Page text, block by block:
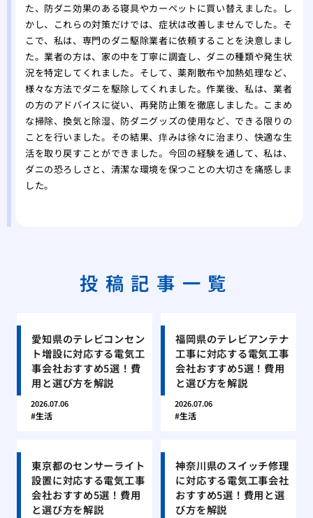
た、防ダニ効果のある寝具やカーペットに買い替えました。し
かし、これらの対策だけでは、症状は改善しませんでした。そ
こで、私は、専門のダニ駆除業者に依頼することを決意しまし
た。業者の方は、家の中を丁寧に調査し、ダニの種類や発生状
況を特定してくれました。そして、薬剤散布や加熱処理など、
様々な方法でダニを駆除してくれました。作業後、私は、業者
の方のアドバイスに従い、再発防止策を徹底しました。こまめ
な掃除、換気と除湿、防ダニグッズの使用など、できる限りの
ことを行いました。その結果、痒みは徐々に治まり、快適な生
活を取り戻すことができました。今回の経験を通して、私は、
ダニの恐ろしさと、清潔な環境を保つことの大切さを痛感しま
した。
投稿記事一覧
愛知県のテレビコンセン
ト増設に対応する電気工
事会社おすすめ5選！費
用と選び方を解説
2026.07.06
生活
福岡県のテレビアンテナ
工事に対応する電気工事
会社おすすめ5選！費用
と選び方を解説
2026.07.06
生活
東京都のセンサーライト
設置に対応する電気工事
会社おすすめ5選！費用
と選び方を解説
神奈川県のスイッチ修理
に対応する電気工事会社
おすすめ5選！費用と選
び方を解説